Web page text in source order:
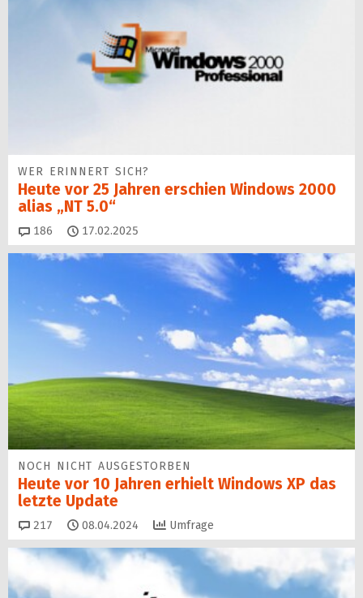
WER ERINNERT SICH?
Heute vor 25 Jahren erschien Windows 2000
alias „NT 5.0“
186 Kommentare
17.02.2025
NOCH NICHT AUSGESTORBEN
Heute vor 10 Jahren erhielt Windows XP das
letzte Update
217 Kommentare
08.04.2024 Umfrage